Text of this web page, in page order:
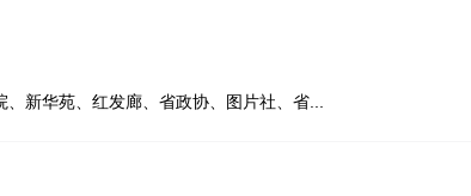
新华苑、红发廊、省政协、图片社、省...